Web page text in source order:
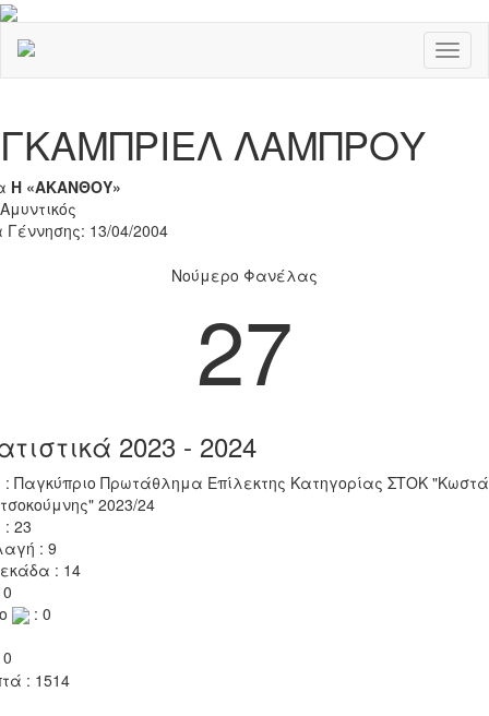
ΓΚΑΜΠΡΙΕΛ ΛΑΜΠΡΟΥ
Η «ΑΚΑΝΘΟΥ»
Γέννησης: 13/04/2004
Νούμερο Φανέλας
27
2023 - 2024
: Παγκύπριο Πρωτάθλημα Επίλεκτης Κατηγορίας ΣΤΟΚ
2023/24
23
: 9
: 14
: 0
: 1514